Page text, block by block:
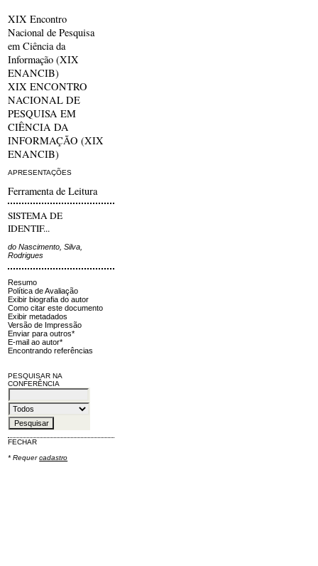
XIX Encontro
Nacional de Pesquisa
em Ciência da
Informação (XIX
ENANCIB)
XIX ENCONTRO
NACIONAL DE
PESQUISA EM
CIÊNCIA DA
INFORMAÇÃO (XIX
ENANCIB)
APRESENTAÇÕES
Ferramenta de Leitura
SISTEMA DE
IDENTIF...
do Nascimento, Silva,
Rodrigues
Resumo
Política de Avaliação
Exibir biografia do autor
Como citar este documento
Exibir metadados
Versão de Impressão
Enviar para outros*
E-mail ao autor*
Encontrando referências
PESQUISAR NA
CONFERÊNCIA
FECHAR
* Requercadastro